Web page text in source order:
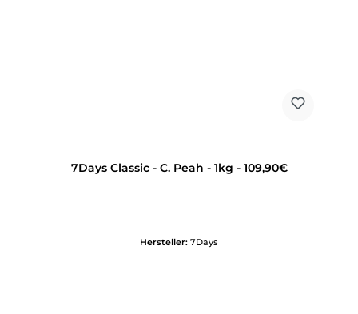
7Days Classic - C. Peah - 1kg - 109,90€
Hersteller: 7Days